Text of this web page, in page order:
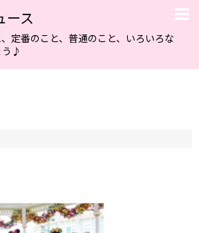
ース
定番のこと、普通のこと、いろいろな
う♪